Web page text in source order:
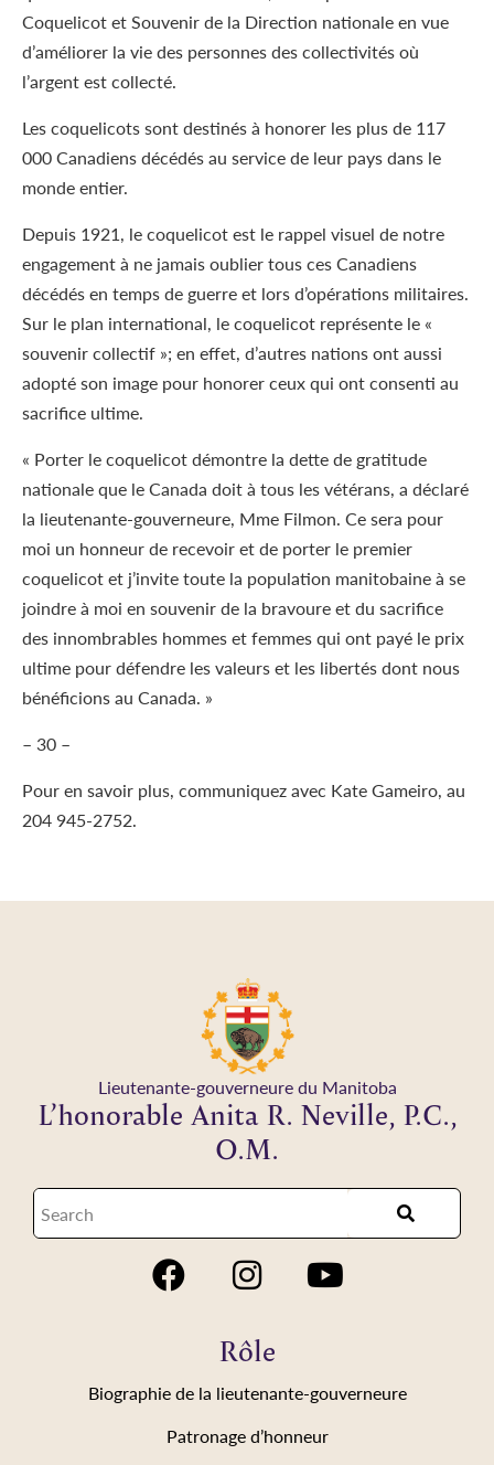
Coquelicot et Souvenir de la Direction nationale en vue
d’améliorer la vie des personnes des collectivités où
l’argent est collecté.
Les coquelicots sont destinés à honorer les plus de 117
000 Canadiens décédés au service de leur pays dans le
monde entier.
Depuis 1921, le coquelicot est le rappel visuel de notre
engagement à ne jamais oublier tous ces Canadiens
décédés en temps de guerre et lors d’opérations militaires.
Sur le plan international, le coquelicot représente le «
souvenir collectif »; en effet, d’autres nations ont aussi
adopté son image pour honorer ceux qui ont consenti au
sacrifice ultime.
« Porter le coquelicot démontre la dette de gratitude
nationale que le Canada doit à tous les vétérans, a déclaré
la lieutenante-gouverneure, Mme Filmon. Ce sera pour
moi un honneur de recevoir et de porter le premier
coquelicot et j’invite toute la population manitobaine à se
joindre à moi en souvenir de la bravoure et du sacrifice
des innombrables hommes et femmes qui ont payé le prix
ultime pour défendre les valeurs et les libertés dont nous
bénéficions au Canada. »
– 30 –
Pour en savoir plus, communiquez avec Kate Gameiro, au
204 945-2752.
Lieutenante-gouverneure du Manitoba
L’honorable Anita R. Neville, P.C.,
O.M.
Rôle
Biographie de la lieutenante-gouverneure
Patronage d’honneur